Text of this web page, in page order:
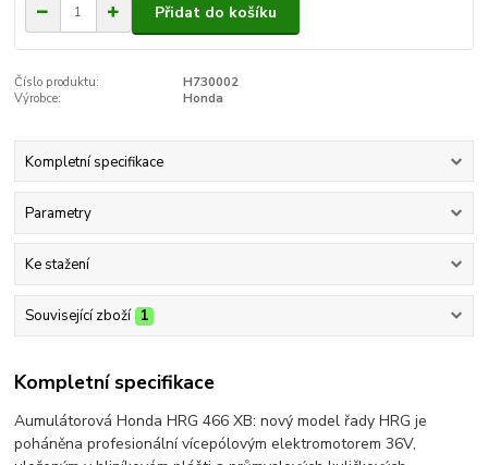
Přidat do košíku
Číslo produktu:
H730002
Výrobce:
Honda
Kompletní specifikace
Parametry
Ke stažení
Související zboží 1
Kompletní specifikace
Aumulátorová Honda HRG 466 XB: nový model řady HRG je
poháněna profesionální vícepólovým elektromotorem 36V,